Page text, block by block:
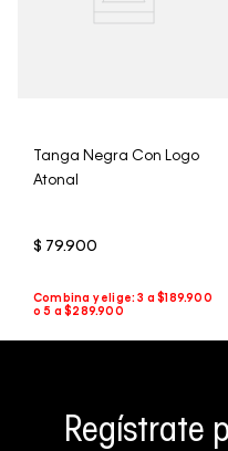
Tanga Negra Con Logo
Atonal
$ 79.900
Regístrate